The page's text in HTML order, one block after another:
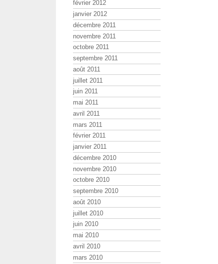
février 2012
janvier 2012
décembre 2011
novembre 2011
octobre 2011
septembre 2011
août 2011
juillet 2011
juin 2011
mai 2011
avril 2011
mars 2011
février 2011
janvier 2011
décembre 2010
novembre 2010
octobre 2010
septembre 2010
août 2010
juillet 2010
juin 2010
mai 2010
avril 2010
mars 2010